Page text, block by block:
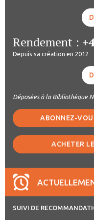
Rendement :
Depuis sa création en 2012
Déposées à la Bibliothèque
ABONNEZ-
ACHETER
SUIVI DE